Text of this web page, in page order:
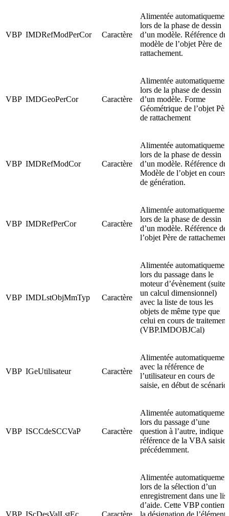
VBP IMDRefModPerCor Caractère
Alimentée
lors de la phase de dessin
d’un modèle. Référence du
modèle de l’objet Père de
rattachement.
VBP IMDGeoPerCor Caractère
Alimentée
lors de la phase de dessin
d’un modèle. Forme
Géométrique de l’objet
de rattachement
VBP IMDRefModCor Caractère
Alimentée
lors de la phase de dessin
d’un modèle. Référence du
Modèle de l’objet en cours
de génération.
VBP IMDRefPerCor Caractère
Alimentée
lors de la phase de dessin
d’un modèle. Référence de
l’objet Père de
VBP IMDLstObjMmTyp Caractère
Alimentée
lors du passage dans le
moteur d’évènement (suite
un calcul dimensionnel)
avec la liste de tous les
objets de même type que
celui en cours de traitement
(VBP.IMDOBJCal)
VBP IGeUtilisateur Caractère
Alimentée
avec la référence de
l’utilisateur en cours de
saisie, en début de scénario.
VBP ISCCdeSCCVaP Caractère
Alimentée
lors du passage d’une
question à l’autre, indique
référence de la VBA saisie
précédemment.
VBP IScDesValLstEc Caractère
Alimentée
lors de la sélection d’un
enregistrement dans une
d’aide. Cette VBP contient
la désignation de l’élément